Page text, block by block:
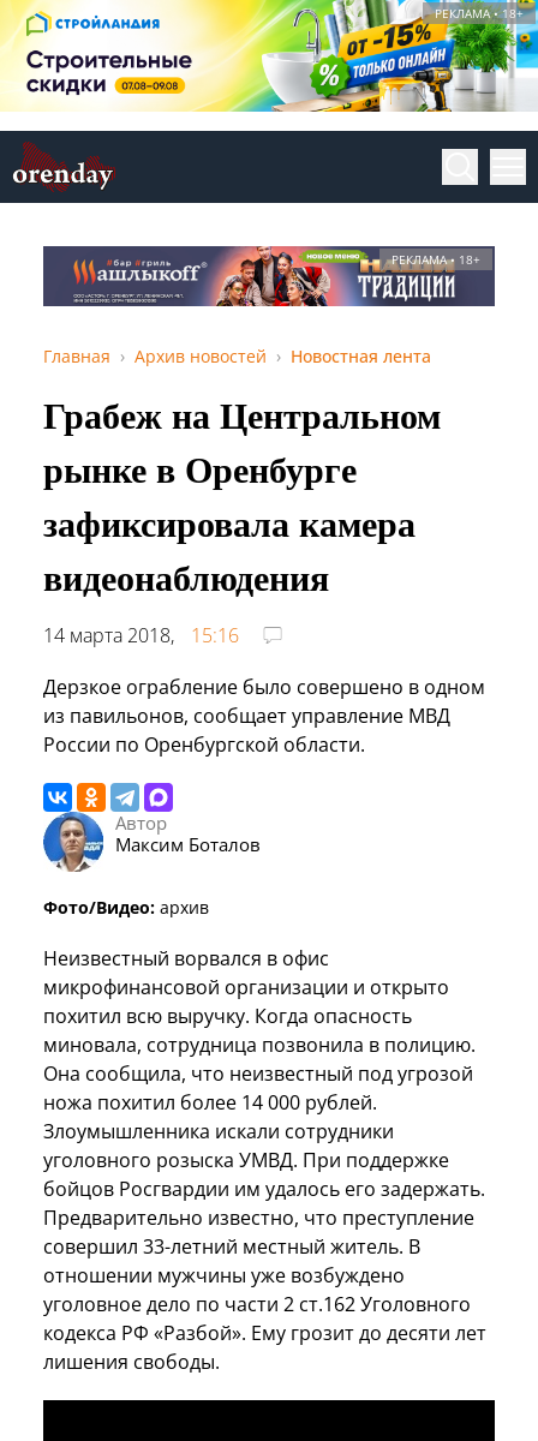
РЕКЛАМА • 18+
РЕКЛАМА • 18+
Главная Архив новостей Новостная лента
Грабеж на Центральном
рынке в Оренбурге
зафиксировала камера
видеонаблюдения
14 марта 2018,
15:16
Дерзкое ограбление было совершено в одном
из павильонов, сообщает управление МВД
России по Оренбургской области.
Автор
Максим Боталов
Фото/Видео: архив
Неизвестный ворвался в офис
микрофинансовой организации и открыто
похитил всю выручку. Когда опасность
миновала, сотрудница позвонила в полицию.
Она сообщила, что неизвестный под угрозой
ножа похитил более 14 000 рублей.
Злоумышленника искали сотрудники
уголовного розыска УМВД. При поддержке
бойцов Росгвардии им удалось его задержать.
Предварительно известно, что преступление
совершил 33-летний местный житель. В
отношении мужчины уже возбуждено
уголовное дело по части 2 ст.162 Уголовного
кодекса РФ «Разбой». Ему грозит до десяти лет
лишения свободы.